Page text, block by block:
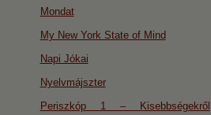
Mondat
My New York State of Mind
Napi Jókai
Nyelvmájszter
Periszkóp 1 – Kisebbségekről